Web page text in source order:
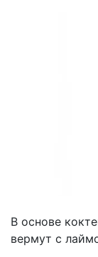
В основе
вермут с